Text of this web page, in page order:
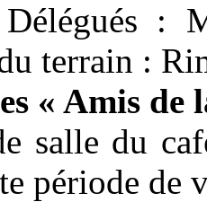
:
terrain :
« Amis de
salle du
période de